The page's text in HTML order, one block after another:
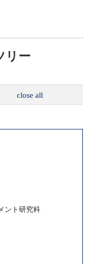
リー
close all
ント研究科